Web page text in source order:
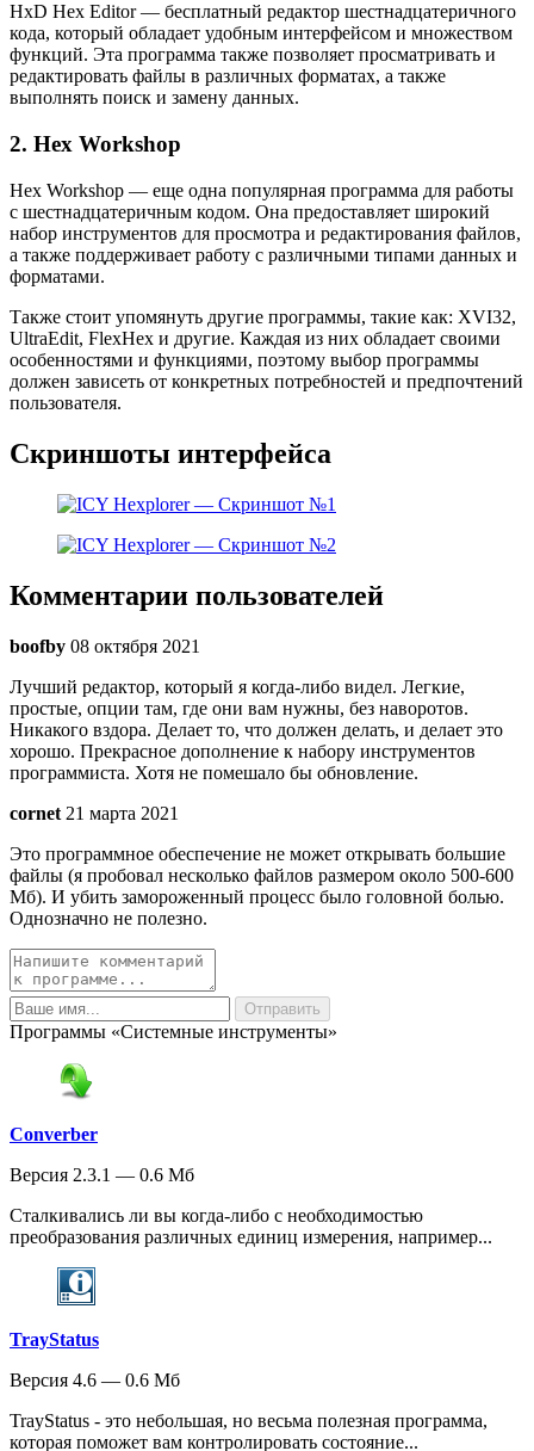
HxD Hex Editor — бесплатный редактор шестнадцатеричного
кода, который обладает удобным интерфейсом и множеством
функций. Эта программа также позволяет просматривать и
редактировать файлы в различных форматах, а также
выполнять поиск и замену данных.
2. Hex Workshop
Hex Workshop — еще одна популярная программа для работы
с шестнадцатеричным кодом. Она предоставляет широкий
набор инструментов для просмотра и редактирования файлов,
а также поддерживает работу с различными типами данных и
форматами.
Также стоит упомянуть другие программы, такие как: XVI32,
UltraEdit, FlexHex и другие. Каждая из них обладает своими
особенностями и функциями, поэтому выбор программы
должен зависеть от конкретных потребностей и предпочтений
пользователя.
Скриншоты интерфейса
Комментарии пользователей
boofby 08 октября 2021
Лучший редактор, который я когда-либо видел. Легкие,
простые, опции там, где они вам нужны, без наворотов.
Никакого вздора. Делает то, что должен делать, и делает это
хорошо. Прекрасное дополнение к набору инструментов
программиста. Хотя не помешало бы обновление.
cornet 21 марта 2021
Это программное обеспечение не может открывать большие
файлы (я пробовал несколько файлов размером около 500-600
Мб). И убить замороженный процесс было головной болью.
Однозначно не полезно.
Программы «Системные инструменты»
Converber
Версия 2.3.1 — 0.6 Мб
Сталкивались ли вы когда-либо с необходимостью
преобразования различных единиц измерения, например...
TrayStatus
Версия 4.6 — 0.6 Мб
TrayStatus - это небольшая, но весьма полезная программа,
которая поможет вам контролировать состояние...